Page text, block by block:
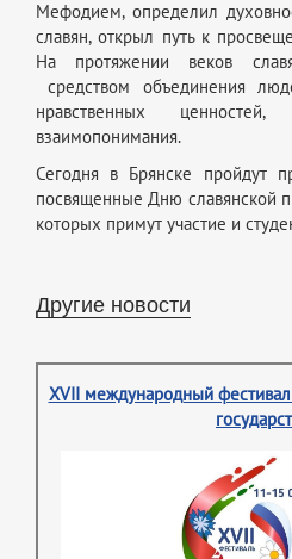
Мефодием, определил
славян, открыл путь к
На протяжении веков
средством объединения
нравственных
взаимопонимания.
Сегодня в Брянске пройдут
посвященные Дню славянской
которых примут участие и
Другие новости
XVII международный